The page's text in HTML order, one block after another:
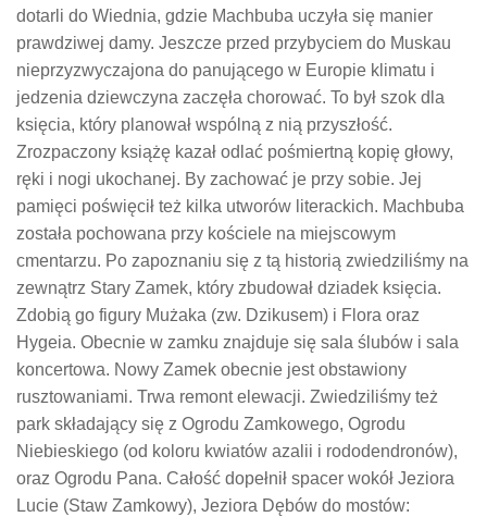
dotarli do Wiednia, gdzie Machbuba uczyła się manier
prawdziwej damy. Jeszcze przed przybyciem do Muskau
nieprzyzwyczajona do panującego w Europie klimatu i
jedzenia dziewczyna zaczęła chorować. To był szok dla
księcia, który planował wspólną z nią przyszłość.
Zrozpaczony książę kazał odlać pośmiertną kopię głowy,
ręki i nogi ukochanej. By zachować je przy sobie. Jej
pamięci poświęcił też kilka utworów literackich. Machbuba
została pochowana przy kościele na miejscowym
cmentarzu. Po zapoznaniu się z tą historią zwiedziliśmy na
zewnątrz Stary Zamek, który zbudował dziadek księcia.
Zdobią go figury Mużaka (zw. Dzikusem) i Flora oraz
Hygeia. Obecnie w zamku znajduje się sala ślubów i sala
koncertowa. Nowy Zamek obecnie jest obstawiony
rusztowaniami. Trwa remont elewacji. Zwiedziliśmy też
park składający się z Ogrodu Zamkowego, Ogrodu
Niebieskiego (od koloru kwiatów azalii i rododendronów),
oraz Ogrodu Pana. Całość dopełnił spacer wokół Jeziora
Lucie (Staw Zamkowy), Jeziora Dębów do mostów: